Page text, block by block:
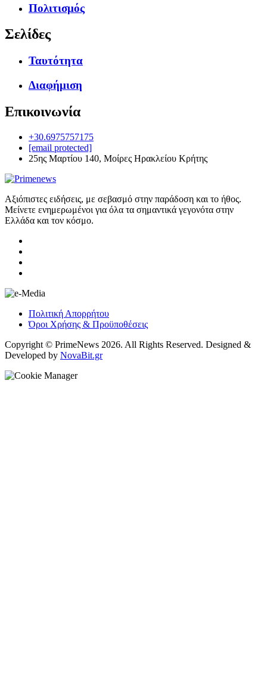
Πολιτισμός
Σελίδες
Ταυτότητα
Διαφήμιση
Επικοινωνία
+30.6975757175
[email protected]
25ης Μαρτίου 140, Μοίρες Ηρακλείου Κρήτης
Αξιόπιστες ειδήσεις, με σεβασμό στην παράδοση και το ήθος.
Μείνετε ενημερωμένοι για όλα τα σημαντικά γεγονότα στην
Ελλάδα και τον κόσμο.
Πολιτική Απορρήτου
Όροι Χρήσης & Προϋποθέσεις
Copyright © PrimeNews 2026. All Rights Reserved. Designed &
Developed by NovaBit.gr